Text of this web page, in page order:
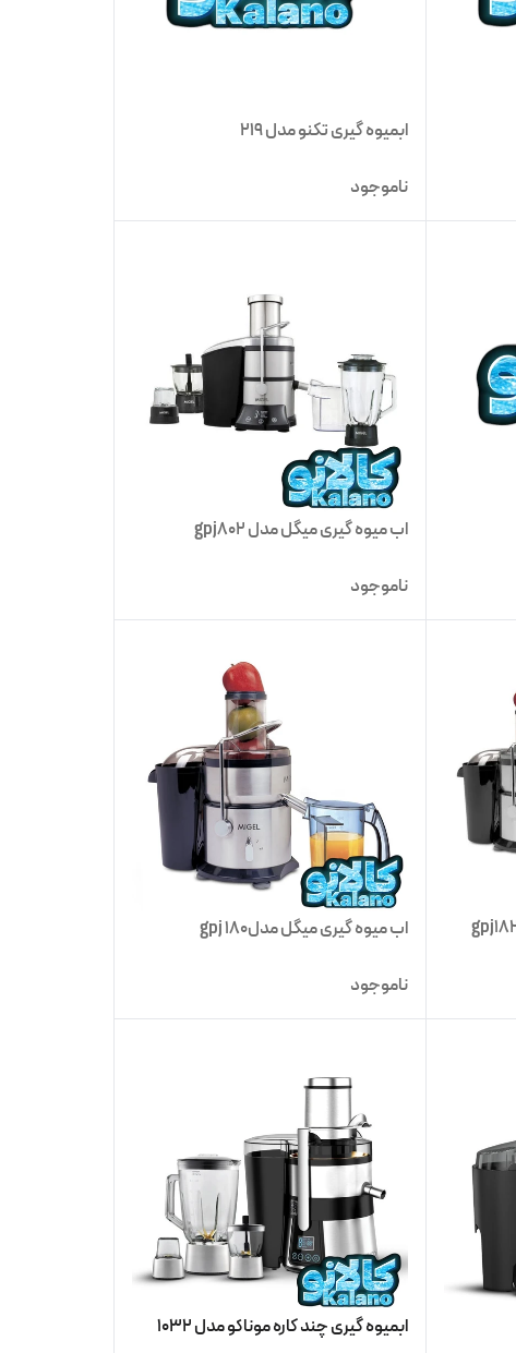
ابمیوه گیری تکنو مدل 219
ناموجود
اب میوه گیری میگل مدل gpj802
ناموجود
اب میوه گیری میگل مدلgpj 180
ناموجود
ابمیوه گیری چند کاره موناکو مدل 1032